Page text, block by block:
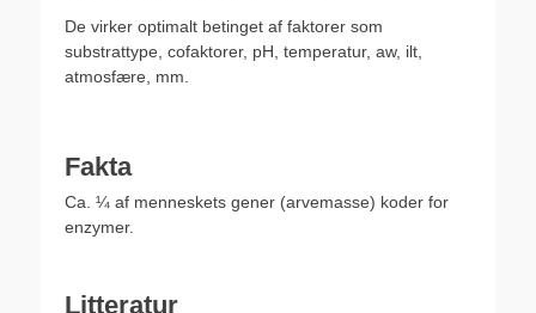
De virker optimalt betinget af faktorer som
substrattype, cofaktorer, pH, temperatur, aw, ilt,
atmosfære, mm.
Fakta
Ca. ¼ af menneskets gener (arvemasse) koder for
enzymer.
Litteratur